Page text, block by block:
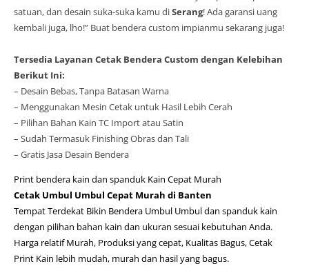
satuan, dan desain suka-suka kamu diSerang! Ada garansi uang
kembali juga, lho!” Buat bendera custom impianmu sekarang juga!
Tersedia Layanan Cetak Bendera Custom dengan Kelebihan
Berikut Ini:
– Desain Bebas, Tanpa Batasan Warna
– Menggunakan Mesin Cetak untuk Hasil Lebih Cerah
– Pilihan Bahan Kain TC Import atau Satin
– Sudah Termasuk Finishing Obras dan Tali
– Gratis Jasa Desain Bendera
Print bendera kain dan spanduk Kain Cepat Murah
Cetak Umbul Umbul Cepat Murah di Banten
Tempat Terdekat Bikin Bendera Umbul Umbul dan spanduk kain
dengan pilihan bahan kain dan ukuran sesuai kebutuhan Anda.
Harga relatif Murah, Produksi yang cepat, Kualitas Bagus, Cetak
Print Kain lebih mudah, murah dan hasil yang bagus.